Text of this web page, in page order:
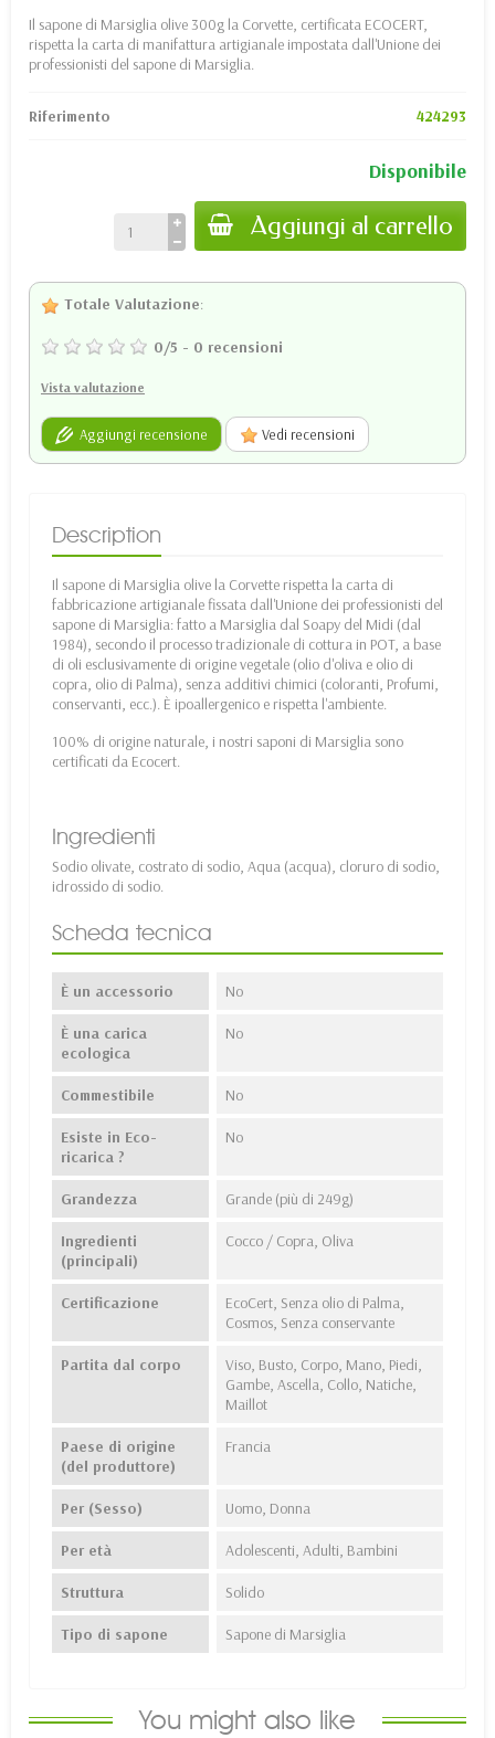
Il sapone di Marsiglia olive 300g la Corvette, certificata ECOCERT,
rispetta la carta di manifattura artigianale impostata dall'Unione dei
professionisti del sapone di Marsiglia.
Riferimento 424293
Disponibile
Aggiungi al carrello
Totale Valutazione:
0/5 - 0 recensioni
Vista valutazione
Aggiungi recensione Vedi recensioni
Description
Il sapone di Marsiglia olive la Corvette rispetta la carta di
fabbricazione artigianale fissata dall'Unione dei professionisti del
sapone di Marsiglia: fatto a Marsiglia dal Soapy del Midi (dal
1984), secondo il processo tradizionale di cottura in POT, a base
di oli esclusivamente di origine vegetale (olio d'oliva e olio di
copra, olio di Palma), senza additivi chimici (coloranti, Profumi,
conservanti, ecc.). È ipoallergenico e rispetta l'ambiente.
100% di origine naturale, i nostri saponi di Marsiglia sono
certificati da Ecocert.
Ingredienti
Sodio olivate, costrato di sodio, Aqua (acqua), cloruro di sodio,
idrossido di sodio.
Scheda tecnica
È un accessorio No
È una carica
ecologica
No
Commestibile No
Esiste in Eco-
ricarica ?
No
Grandezza Grande (più di 249g)
Ingredienti
(principali)
Cocco / Copra, Oliva
Certificazione
EcoCert, Senza olio di Palma,
Cosmos, Senza conservante
Partita dal corpo
Viso, Busto, Corpo, Mano, Piedi,
Gambe, Ascella, Collo, Natiche,
Maillot
Paese di origine
(del produttore)
Francia
Per (Sesso) Uomo, Donna
Per età Adolescenti, Adulti, Bambini
Struttura Solido
Tipo di sapone Sapone di Marsiglia
You might also like